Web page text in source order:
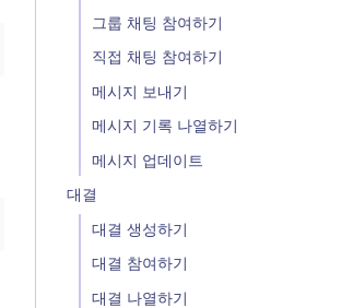
그룹 채팅 참여하기
직접 채팅 참여하기
메시지 보내기
메시지 기록 나열하기
메시지 업데이트
대결
대결 생성하기
대결 참여하기
대결 나열하기